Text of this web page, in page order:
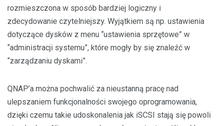
rozmieszczona w sposób bardziej logiczny i
zdecydowanie czytelniejszy. Wyjątkiem są np. ustawienia
dotyczące dysków z menu “ustawienia sprzętowe” w
“administracji systemu”, które mogły by się znaleźć w
“zarządzaniu dyskami”.
QNAP’a można pochwalić za nieustanną pracę nad
ulepszaniem funkcjonalności swojego oprogramowania,
dzięki czemu takie udoskonalenia jak iSCSI stają się powoli